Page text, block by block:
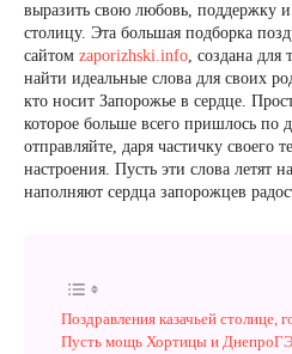
выразить свою любовь, поддержку и
столицу. Эта большая подборка
сайтом zaporizhski.info, создана для
найти идеальные слова для своих
кто носит Запорожье в сердце.
которое больше всего пришлось по
отправляйте, даря частичку своего
настроения. Пусть эти слова летят
наполняют сердца запорожцев
Поздравления казачьей столице,
Пусть мощь Хортицы и